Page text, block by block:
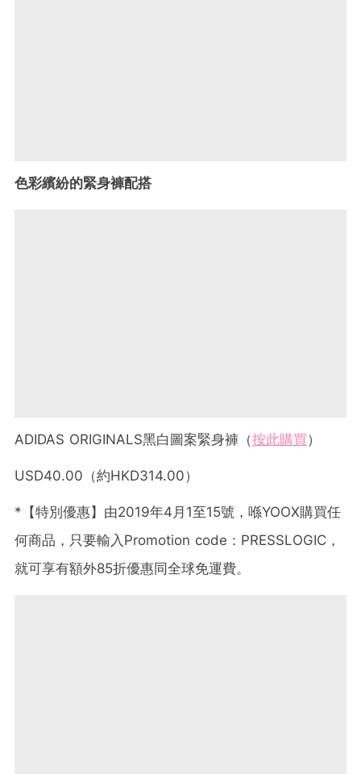
色彩繽紛的緊身褲配搭
ADIDAS ORIGINALS黑白圖案緊身褲（按此購買）
USD40.00（約HKD314.00）
*【特別優惠】由2019年4月1至15號，喺YOOX購買任
何商品，只要輸入Promotion code：PRESSLOGIC，
就可享有額外85折優惠同全球免運費。